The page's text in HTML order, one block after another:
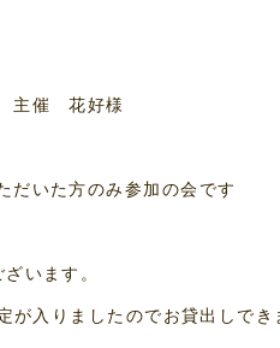
主催 花好様
だいた方のみ参加の会です
います。
が入りましたのでお貸出しで